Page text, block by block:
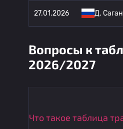
27.01.2026 Д.
Вопросы к
2026/2027
Что такое таблица